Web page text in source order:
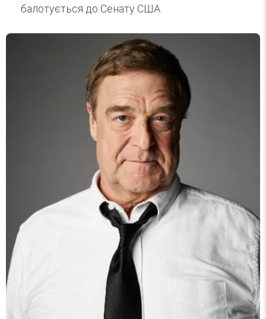
балотується до Сенату США.